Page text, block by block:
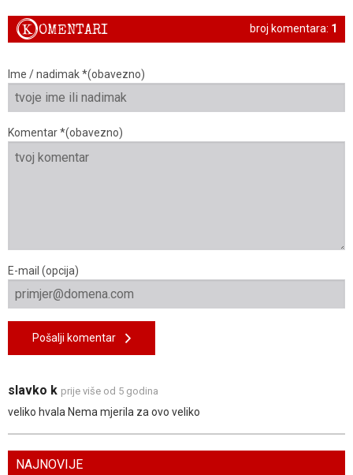
broj komentara: 1
KOMENTARI
Ime / nadimak *(obavezno)
Komentar *(obavezno)
E-mail (opcija)
Pošalji komentar
slavko k prije više od 5 godina
veliko hvala Nema mjerila za ovo veliko
NAJNOVIJE